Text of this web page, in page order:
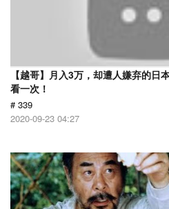
【越哥】月入3万，却遭人嫌弃的日
看一次！
# 339
2020-09-23 04:27